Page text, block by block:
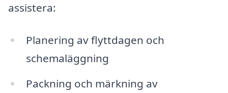
assistera:
Planering av flyttdagen och
schemaläggning
Packning och märkning av